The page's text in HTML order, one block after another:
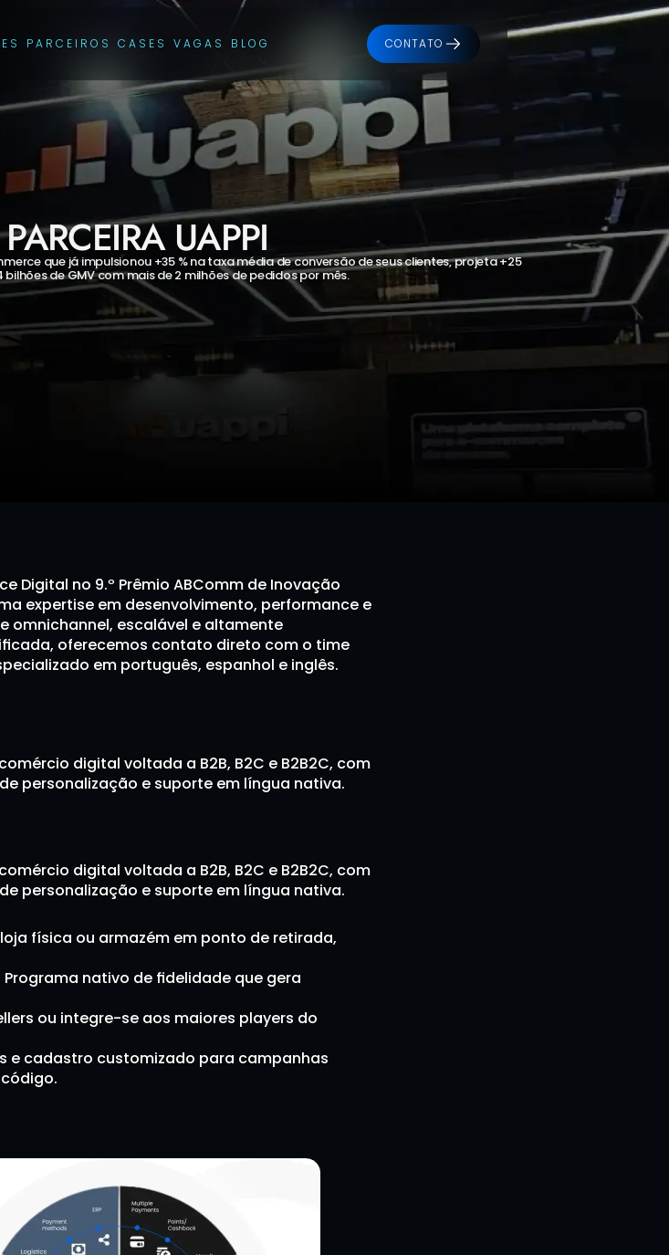
UAPPI
que já impulsionou +35 % na taxa média de conversão de seus clientes, projeta +25
de GMV com mais de 2 milhões de pedidos por mês.
Digital no 9.º Prêmio ABComm de Inovação
expertise em desenvolvimento, performance e
omnichannel, escalável e altamente
oferecemos contato direto com o time
em português, espanhol e inglês.
digital voltada a B2B, B2C e B2B2C, com
personalização e suporte em língua nativa.
digital voltada a B2B, B2C e B2B2C, com
personalização e suporte em língua nativa.
física ou armazém em ponto de retirada,
Programa nativo de fidelidade que gera
ou integre-se aos maiores players do
e cadastro customizado para campanhas
PARCEIROS CASES VAGAS BLOG CONTATO
Ver projeto